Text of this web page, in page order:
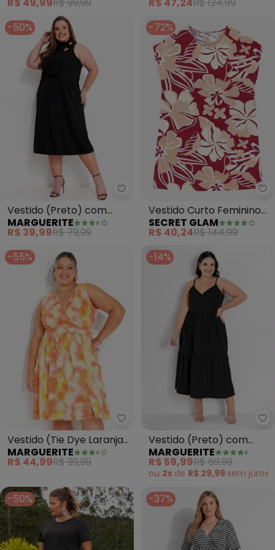
R$ 49,99R$ 99,99 R$ 47,24R$ 124,99
-50%
Marguerite - Vestido (Preto)
Vestido (Preto) com
Gola Gravata
MARGUERITE
R$ 39,99R$ 79,99
-72%
Vestido Curto Feminino
(Vermelho)
SECRET GLAM
R$ 40,24R$ 144,99
-55%
Marguerite - Vestido (Tie Dye
Vestido (Tie Dye Laranja)
Transpassado Plus Size
MARGUERITE
R$ 44,99R$ 99,99
-14%
Vestido (Preto) com
Transpasse Plus Size
MARGUERITE
R$ 59,99R$ 69,99
ou 2x de R$ 29,99 sem juros
-50% -37%